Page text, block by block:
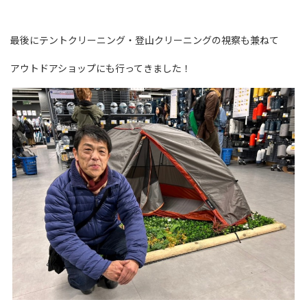
最後にテントクリーニング・登山クリーニングの視察も兼ねて
アウトドアショップにも行ってきました！